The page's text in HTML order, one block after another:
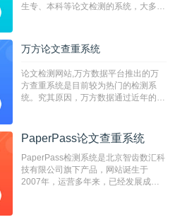
生专、本科等论文检测的系统，大多数
万方论文查重系统
论文检测网站,万方数据平台推出的万
方查重系统是目前较为热门的检测系
统。究其原因，万方数据通过近年的发
检测系统，其真实性和权威性无可厚
非。其次，相对于知网而言，万方检测
费用少，上手容易，是学生初次论文查
重的推荐系统。
PaperPass论文查重系统
PaperPass检测系统是北京智齿数汇科
技有限公司旗下产品，网站诞生于
2007年，运营多年来，已经发展成为